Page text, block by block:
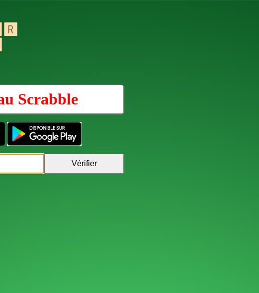
Scrabble